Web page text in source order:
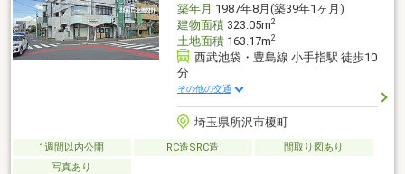
築年月 1987年8月(築39年1ヶ月)
建物面積323.05m2
土地面積163.17m2
西武池袋・豊島線 小手指駅 徒歩10
分
その他の交通
埼玉県所沢市榎町
1週間以内公開 RC造SRC造
間取り図あり
写真あり